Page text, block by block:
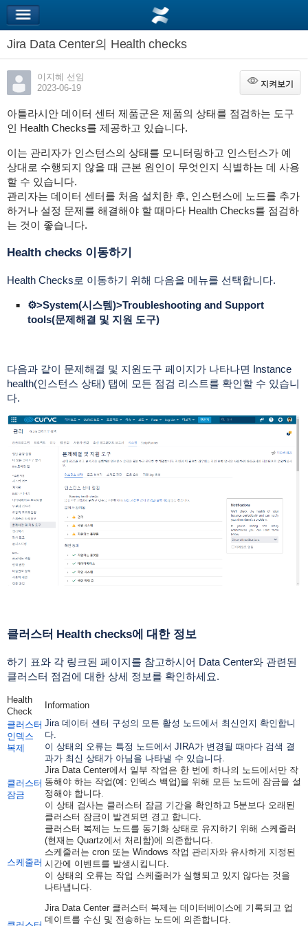
Jira Data Center의 Health checks
이지혜 선임
2023-06-19
지켜보기
지켜보기
아틀라시안 데이터 센터 제품군은 제품의 상태를 점검하는 도구
인 Health Checks를 제공하고 있습니다.
이는 관리자가 인스턴스의 상태를 모니터링하고 인스턴스가 예
상대로 수행되지 않을 때 근본 원인이 무엇인지 식별하는 데 사용
할 수 있습니다.
관리자는 데이터 센터를 처음 설치한 후, 인스턴스에 노드를 추가
하거나 설정 문제를 해결해야 할 때마다 Health Checks를 점검하
는 것이 좋습니다.
Health checks 이동하기
Health Checks로 이동하기 위해 다음을 메뉴를 선택합니다.
⚙️>System(시스템)>Troubleshooting and Support
tools(문제해결 및 지원 도구)
다음과 같이 문제해결 및 지원도구 페이지가 나타나면 Instance
health(인스턴스 상태) 탭에 모든 점검 리스트를 확인할 수 있습니
다.
클러스터 Health checks에 대한 정보
하기 표와 각 링크된 페이지를 참고하시어 Data Center와 관련된
클러스터 점검에 대한 상세 정보를 확인하세요.
Health
Check
Information
클러스터
인덱스
복제
Jira 데이터 센터 구성의 모든 활성 노드에서 최신인지 확인합니
다.
이 상태의 오류는 특정 노드에서 JIRA가 변경될 때마다 검색 결
과가 최신 상태가 아님을 나타낼 수 있습니다.
클러스터
잠금
Jira Data Center에서 일부 작업은 한 번에 하나의 노드에서만 작
동해야 하는 작업(예: 인덱스 백업)을 위해 모든 노드에 잠금을 설
정해야 합니다.
이 상태 검사는 클러스터 잠금 기간을 확인하고 5분보다 오래된
클러스터 잠금이 발견되면 경고 합니다.
스케줄러
클러스터 복제는 노드를 동기화 상태로 유지하기 위해 스케줄러
(현재는 Quartz에서 처리함)에 의존합니다.
스케줄러는 cron 또는 Windows 작업 관리자와 유사하게 지정된
시간에 이벤트를 발생시킵니다.
이 상태의 오류는 작업 스케줄러가 실행되고 있지 않다는 것을
나타냅니다.
Jira Data Center 클러스터 복제는 데이터베이스에 기록되고 업
데이트를 수신 및 전송하는 노드에 의존합니다.